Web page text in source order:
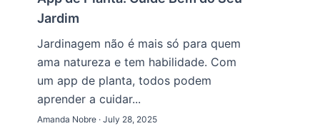
Jardim
Jardinagem não é mais só para quem
ama natureza e tem habilidade. Com
um app de planta, todos podem
aprender a cuidar...
Amanda Nobre · July 28, 2025